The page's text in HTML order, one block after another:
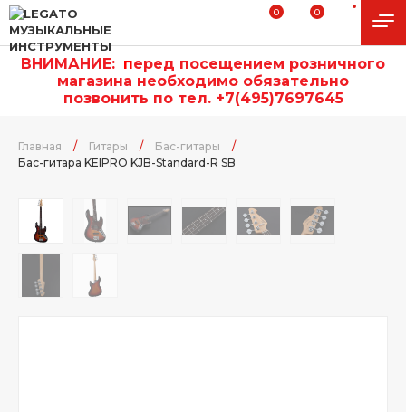
0 0
ВНИМАНИЕ: перед посещением розничного
магазина необходимо обязательно
позвонить по тел. +7(495)7697645
Главная / Гитары / Бас-гитары
/
Бас-гитара KEIPRO KJB-Standard-R SB